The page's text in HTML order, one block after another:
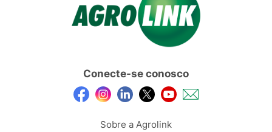
Conecte-se conosco
Sobre a Agrolink